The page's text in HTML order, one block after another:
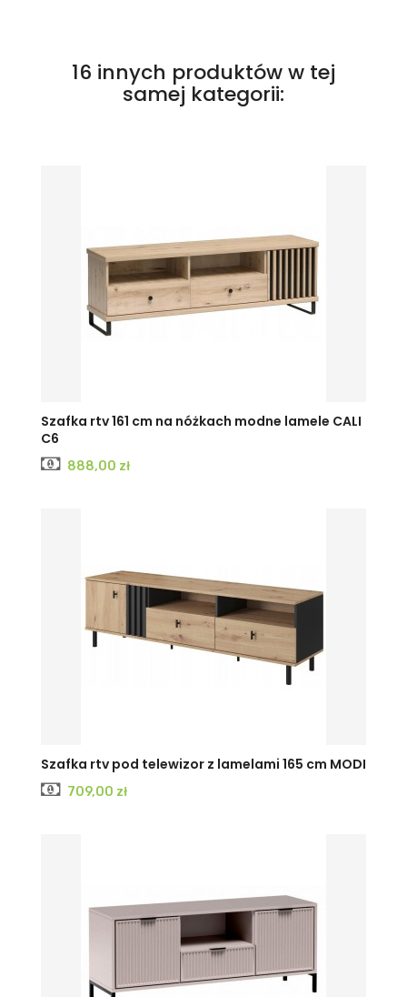
16 innych produktów w tej
samej kategorii:
Szafka rtv 161 cm na nóżkach modne lamele CALI
C6
Cena
888,00 zł
Szafka rtv pod telewizor z lamelami 165 cm MODI
Cena
709,00 zł